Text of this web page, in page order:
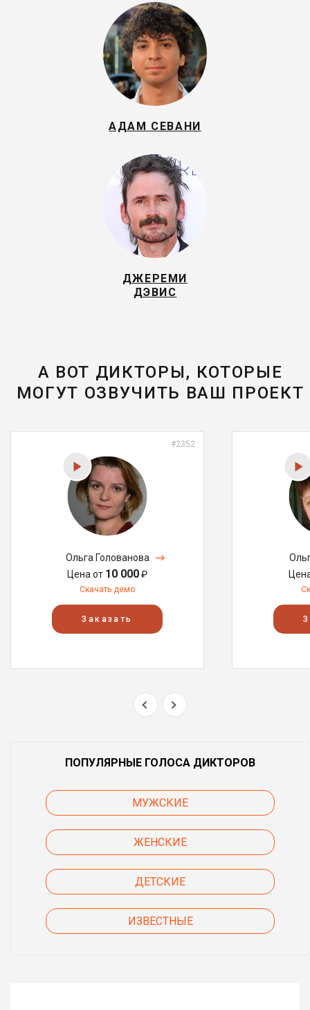
АДАМ СЕВАНИ
ДЖЕРЕМИ
ДЭВИС
А ВОТ ДИКТОРЫ, КОТОРЫЕ
МОГУТ ОЗВУЧИТЬ ВАШ ПРОЕКТ
#2352
Ольга Голованова
Цена от 10 000₽
Скачать демо
Заказать
ПОПУЛЯРНЫЕ ГОЛОСА ДИКТОРОВ
МУЖСКИЕ
ЖЕНСКИЕ
ДЕТСКИЕ
ИЗВЕСТНЫЕ